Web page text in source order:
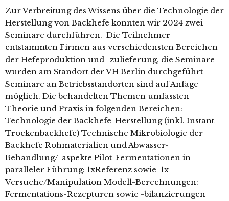
Zur Verbreitung des Wissens über die Technologie der
Herstellung von Backhefe konnten wir 2024 zwei
Seminare durchführen. Die Teilnehmer
entstammten Firmen aus verschiedensten Bereichen
der Hefeproduktion und -zulieferung, die Seminare
wurden am Standort der VH Berlin durchgeführt –
Seminare an Betriebsstandorten sind auf Anfage
möglich. Die behandelten Themen umfassten
Theorie und Praxis in folgenden Bereichen:
Technologie der Backhefe-Herstellung (inkl. Instant-
Trockenbackhefe) Technische Mikrobiologie der
Backhefe Rohmaterialien und Abwasser-
Behandlung/-aspekte Pilot-Fermentationen in
paralleler Führung: 1xReferenz sowie 1x
Versuche/Manipulation Modell-Berechnungen:
Fermentations-Rezepturen sowie -bilanzierungen